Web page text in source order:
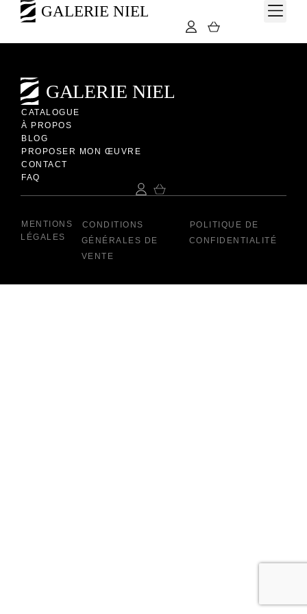
Charles ANGRAND comme sur ce pastel « abstrait » la nature
qu’il regarde avec les yeux et l’esprit d’un artiste pour nous
offrir une oeuvre lumineuse et vaporeuse.
CATALOGUE
À PROPOS
BLOG
PROPOSER MON ŒUVRE
CONTACT
FAQ
MENTIONS
LÉGALES
CONDITIONS
GÉNÉRALES DE
VENTE
POLITIQUE DE
CONFIDENTIALITÉ